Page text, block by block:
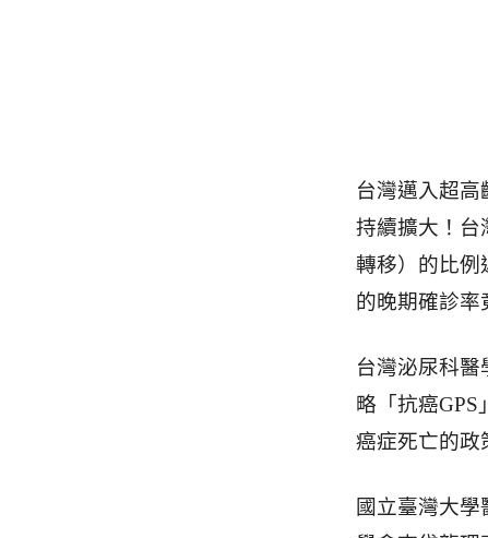
台灣邁入超
持續擴大！台
轉移）的比例
的晚期確診率
台灣泌尿科
略「抗癌
癌症死亡的政
國立臺灣大